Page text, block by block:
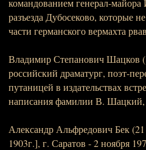
командованием генерал-
разъезда Дубосеково, которые
части германского вермахта
Владимир Степанович Шацков
российский драматург, поэт-
путаницей в издательствах
написания фамилии В.
Александр Альфредович Бек
1903г.], г. Саратов - 2 ноября